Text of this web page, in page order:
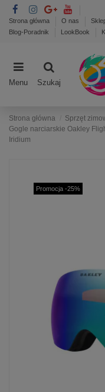
Strona główna O nas
Blog-Poradnik
LookBook
Menu Szukaj
Strona główna Sprzęt
Gogle narciarskie Oakley
Iridium
Promocja -25%